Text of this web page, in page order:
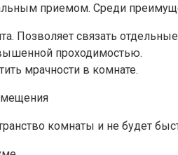
приемом. Среди
Позволяет связать
проходимостью.
мрачности в комнате.
комнаты и не будет